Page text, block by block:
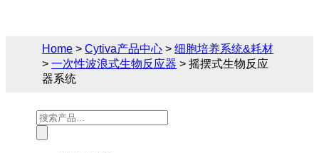
Home >Cytiva产品中心 >细胞培养系统&耗材
>一次性波浪式生物反应器 > 摇摆式生物反应
器系统
Products
search